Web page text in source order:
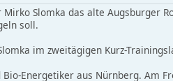
Slomka das alte Augsburger
soll.
im zweitägigen Kurz-
Energetiker aus Nürnberg. Am